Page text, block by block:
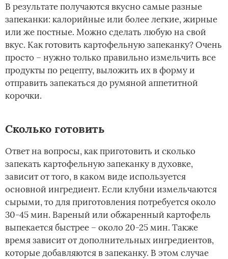
В результате получаются вкусно самые разные
запеканки: калорийные или более легкие, жирные
или же постные. Можно сделать любую на свой
вкус. Как готовить картофельную запеканку? Очень
просто – нужно только правильно измельчить все
продукты по рецепту, выложить их в форму и
отправить запекаться до румяной аппетитной
корочки.
Сколько готовить­
Ответ на вопросы, как приготовить и сколько
запекать картофельную запеканку в духовке,
зависит от того, в каком виде используется
основной ингредиент. Если клубни измельчаются
сырыми, то для приготовления потребуется около
30-45 мин. Вареный или обжаренный картофель
выпекается быстрее – около 20-25 мин. Также
время зависит от дополнительных ингредиентов,
которые добавляются в запеканку. В этом случае